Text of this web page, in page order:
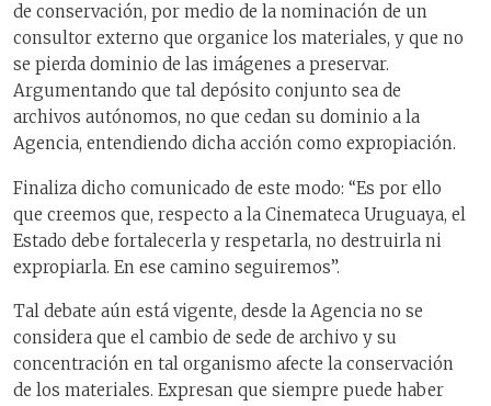
de conservación, por medio de la nominación de un
consultor externo que organice los materiales, y que no
se pierda dominio de las imágenes a preservar.
Argumentando que tal depósito conjunto sea de
archivos autónomos, no que cedan su dominio a la
Agencia, entendiendo dicha acción como expropiación.
Finaliza dicho comunicado de este modo: “Es por ello
que creemos que, respecto a la Cinemateca Uruguaya, el
Estado debe fortalecerla y respetarla, no destruirla ni
expropiarla. En ese camino seguiremos”.
Tal debate aún está vigente, desde la Agencia no se
considera que el cambio de sede de archivo y su
concentración en tal organismo afecte la conservación
de los materiales. Expresan que siempre puede haber